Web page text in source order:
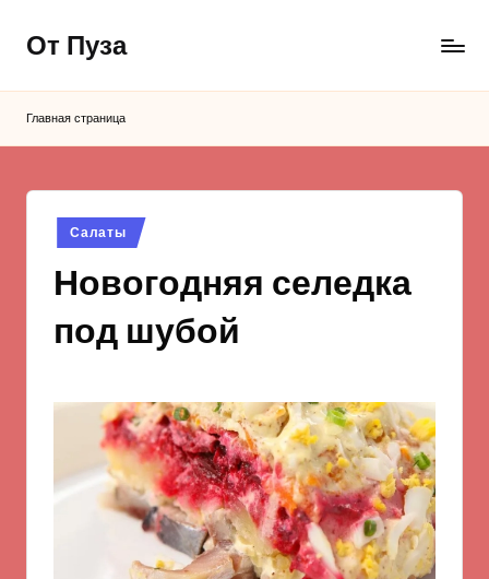
Перейти
содержимому
От Пуза
вкусные
Главная страница
Опубликовано
в
Салаты
Новогодняя селедка
под шубой